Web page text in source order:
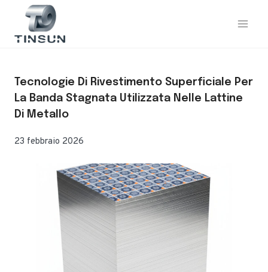
contenuto
Tecnologie Di Rivestimento Superficiale Per
La Banda Stagnata Utilizzata Nelle Lattine
Di Metallo
23 febbraio 2026